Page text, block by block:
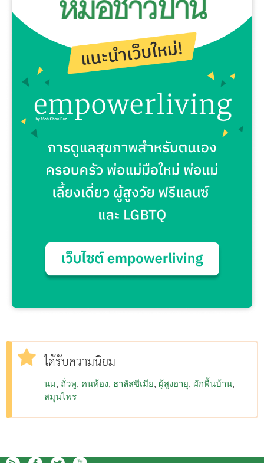
ได้รับความนิยม
นม ถั่วพู คนท้อง ธาลัสซีเมีย ผู้สูงอายุ ผักพื้นบ้าน
สมุนไพร